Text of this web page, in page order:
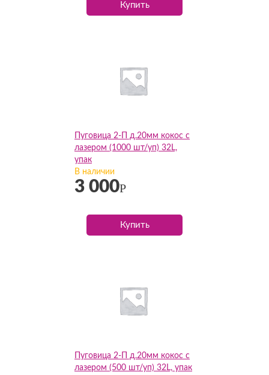
Купить
Пуговица 2-П д.20мм кокос с
лазером (1000 шт/уп) 32L,
упак
В наличии
3 000Р
Купить
Пуговица 2-П д.20мм кокос с
лазером (500 шт/уп) 32L, упак